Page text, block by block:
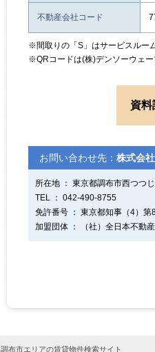
不動産会社コード
※間取りの「S」はサービスルー
※QRコードは(株)デンソーウェー
資料
お問い合わせ先： 株式会
所在地 ： 東京都調布市西つつ
TEL ： 042-490-8755
免許番号 ： 東京都知事（4）第
加盟団体 ： （社）全日本不動
調布市エリアの賃貸物件検索サイト